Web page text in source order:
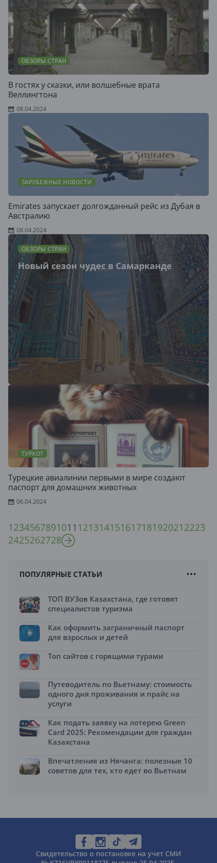
ОБЗОРЫ СТРАН
В гостях у сказки, или волшебные врата
Веллингтона
08.04.2024
ЗАРУБЕЖНЫЕ НОВОСТИ
Emirates запускает долгожданный рейс из Дубая в
Австралию
08.04.2024
ОБЗОРЫ СТРАН
Новый сезон чудес в Самарканде
ТУРКОТ
Турецкие авиалинии первыми в мире создают
паспорт для домашних животных
06.04.2024
1234567891011 121314151617181920212223
2425262728
ПОПУЛЯРНЫЕ СТАТЬИ
ТОП ВУЗов Казахстана, где готовят
специалистов туризма
Как оформить заграничный паспорт
для взрослых и детей
Топ сайтов с горящими турами
Путеводитель по Вьетнаму: стоимость
одного дня проживания и прайс на
услуги
Как подать заявку на лотерею Green
Card 2025: Рекомендации для граждан
Казахстана
Впечатления из Нячанга: полезные 10
советов для тех, кто едет во Вьетнам
Свидетельство о постановке на учет СМИ